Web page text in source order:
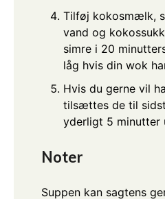
Tilføj kokosmælk,
vand og
simre i 20
låg hvis din wok
Hvis du gerne vil
tilsættes de til
yderligt 5 minutter
Noter
Suppen kan sagtens